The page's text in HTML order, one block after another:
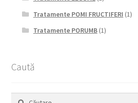
Tratamente POMI FRUCTIFERI (1)
Tratamente PORUMB(1)
Caută
Caută